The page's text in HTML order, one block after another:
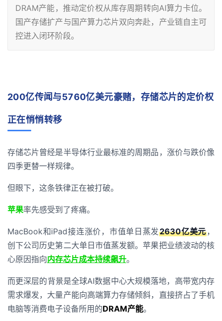
DRAM产能，推动定价权从库存周期转向AI算力卡位。
国产存储扩产与国产算力芯片双向奔赴，产业链自主可
控进入闭环阶段。
200亿传闻与5760亿美元豪赌，存储芯片的定价权
正在悄悄转移
存储芯片曾经是半导体行业最标准的周期品，涨价与跌价像
四季更替一样规律。
但眼下，这条铁律正在被打破。
苹果率先感受到了疼痛。
MacBook和iPad接连涨价，市值单日蒸发2630亿美元，
创下公司历史第二大单日市值蒸发额。苹果把业绩波动的核
心原因指向内存芯片成本持续飙升。
而更深层的背景是全球AI数据中心大规模落地，高带宽内存
需求爆发，大量产能向高端算力存储倾斜，直接挤占了手机
电脑等消费电子设备所用的DRAM产能。